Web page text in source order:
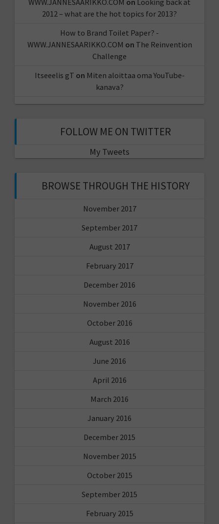
WWW.JANNESAARIKKO.COM on Looking back at
2012 – what are the hot topics for 2013?
How to Brand Toilet Paper? -
WWW.JANNESAARIKKO.COM on The Reinvention
Challenge
Itseeelis gT on Miten aloittaa oma YouTube-
kanava?
FOLLOW ME ON TWITTER
My Tweets
BROWSE THROUGH THE HISTORY
November 2017
September 2017
August 2017
February 2017
December 2016
November 2016
October 2016
August 2016
June 2016
April 2016
March 2016
January 2016
December 2015
November 2015
October 2015
September 2015
February 2015